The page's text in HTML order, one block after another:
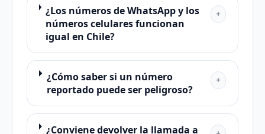
¿Los números de WhatsApp y los
números celulares funcionan
igual en Chile?
+
¿Cómo saber si un número
reportado puede ser peligroso?
+
¿Conviene devolver la llamada a